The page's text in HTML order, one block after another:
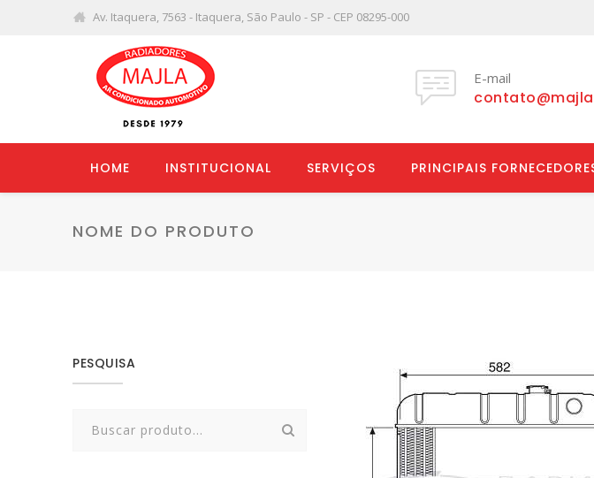
Av. Itaquera, 7563 - Itaquera, São Paulo - SP - CEP 08295-000
E-mail
HOME INSTITUCIONAL SERVIÇOS PRINCIPAIS
NOME DO PRODUTO
PESQUISA